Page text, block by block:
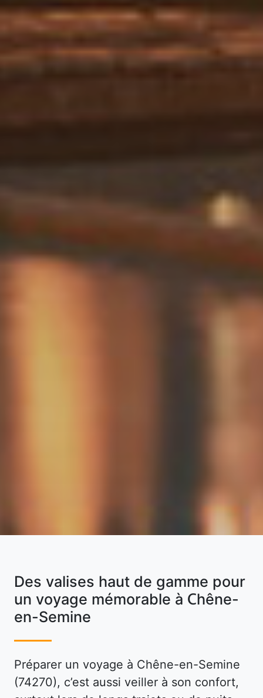
Des valises haut de gamme pour
un voyage mémorable à Chêne-
en-Semine
Préparer un voyage à Chêne-en-Semine
(74270), c’est aussi veiller à son confort,